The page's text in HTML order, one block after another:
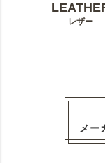
レザー
メー